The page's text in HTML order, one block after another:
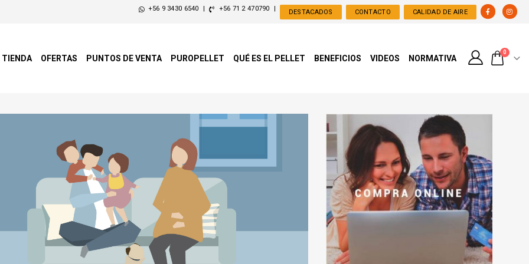
+56 9 3430 6540 | +56 71 2 470790 | DESTACADOS CONTACTO CALIDAD DE AIRE
TIENDA OFERTAS PUNTOS DE VENTA PUROPELLET QUÉ ES EL PELLET BENEFICIOS VIDEOS NORMATIVA
0